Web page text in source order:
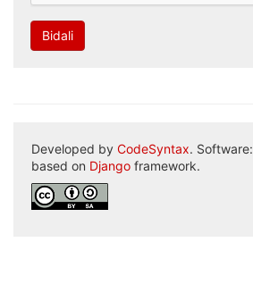
Bidali
Developed by CodeSyntax. Software:
based on Django framework.